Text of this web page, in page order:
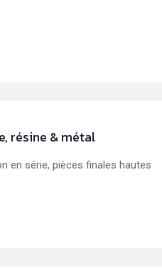
résine & métal
en série, pièces finales hautes